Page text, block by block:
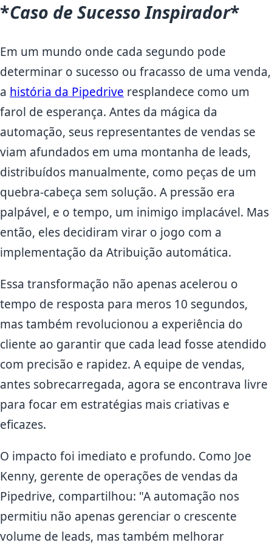
*Caso de Sucesso Inspirador*
Em um mundo onde cada segundo pode
determinar o sucesso ou fracasso de uma venda,
a história da Pipedrive resplandece como um
farol de esperança. Antes da mágica da
automação, seus representantes de vendas se
viam afundados em uma montanha de leads,
distribuídos manualmente, como peças de um
quebra-cabeça sem solução. A pressão era
palpável, e o tempo, um inimigo implacável. Mas
então, eles decidiram virar o jogo com a
implementação da Atribuição automática.
Essa transformação não apenas acelerou o
tempo de resposta para meros 10 segundos,
mas também revolucionou a experiência do
cliente ao garantir que cada lead fosse atendido
com precisão e rapidez. A equipe de vendas,
antes sobrecarregada, agora se encontrava livre
para focar em estratégias mais criativas e
eficazes.
O impacto foi imediato e profundo. Como Joe
Kenny, gerente de operações de vendas da
Pipedrive, compartilhou: "A automação nos
permitiu não apenas gerenciar o crescente
volume de leads, mas também melhorar